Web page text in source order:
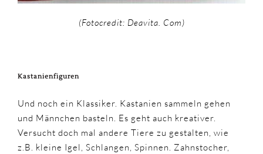
(Fotocredit: Deavita. Com)
Kastanienfiguren
Und noch ein Klassiker. Kastanien sammeln gehen
und Männchen basteln. Es geht auch kreativer.
Versucht doch mal andere Tiere zu gestalten, wie
z.B. kleine Igel, Schlangen, Spinnen. Zahnstocher,